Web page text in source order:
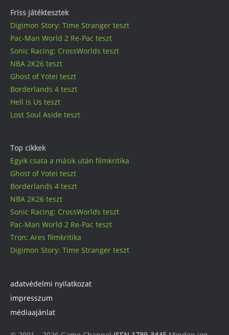
Friss játéktesztek
Digimon Story: Time Stranger teszt
Pac-Man World 2 Re-Pac teszt
Sonic Racing: CrossWorlds teszt
NBA 2K26 teszt
Ghost of Yotei teszt
Borderlands 4 teszt
Hell is Us teszt
Lost Soul Aside teszt
Top cikkek
Egyik csata a másik után filmkritika
Ghost of Yotei teszt
Borderlands 4 teszt
NBA 2K26 teszt
Sonic Racing: CrossWorlds teszt
Pac-Man World 2 Re-Pac teszt
Tron: Ares filmkritika
Digimon Story: Time Stranger teszt
adatvédelmi nyilatkozat
impresszum
médiaajánlat